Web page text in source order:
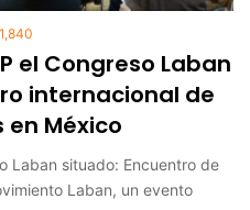
1,840
el Congreso Laban
internacional de
México
Laban situado: Encuentro de
Laban, un evento